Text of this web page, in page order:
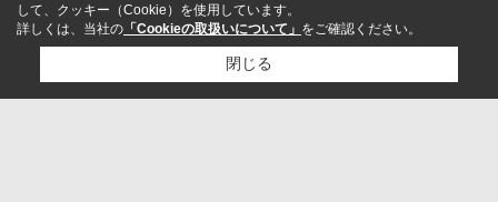
して、クッキー（Cookie）を使用しています。
詳しくは、当社の 「Cookieの取扱いについて」 をご確認ください。
閉じる